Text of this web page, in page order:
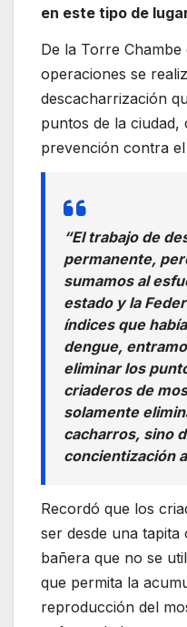
en este tipo de
De la Torre
operaciones se
descacharrización
puntos de la ciudad,
prevención contra el
“El trabajo de
permanente,
sumamos al
estado y la
índices que
dengue,
eliminar los
criaderos de
solamente
cacharros, sino
concientización
Recordó que los
ser desde una
bañera que no se
que permita la
reproducción del